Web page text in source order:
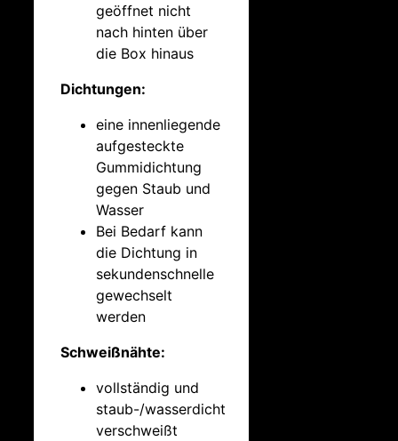
geöffnet nicht
nach hinten über
die Box hinaus
Dichtungen:
eine innenliegende
aufgesteckte
Gummidichtung
gegen Staub und
Wasser
Bei Bedarf kann
die Dichtung in
sekundenschnelle
gewechselt
werden
Schweißnähte:
vollständig und
staub-/wasserdicht
verschweißt